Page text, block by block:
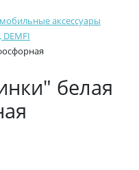
аксессуары
DEMFI
белая